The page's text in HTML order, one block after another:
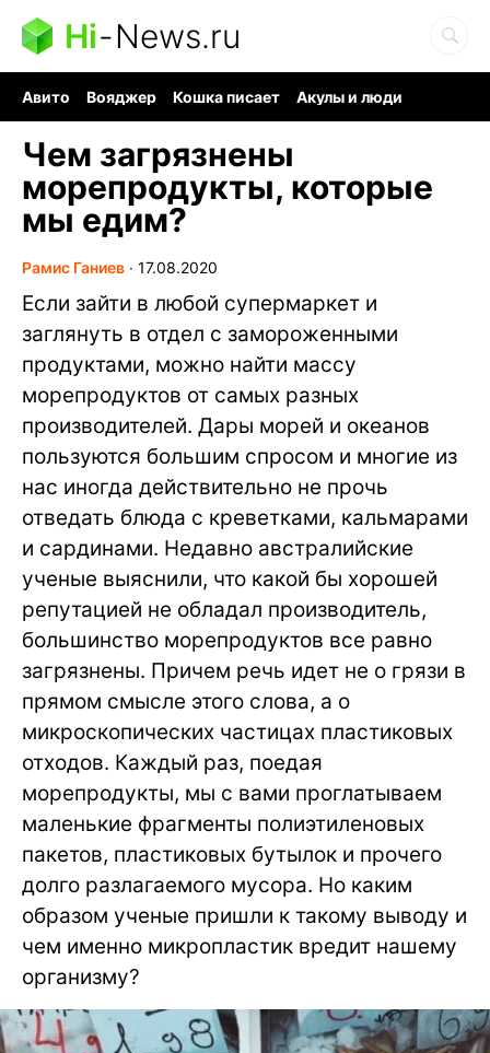
Hi-News.ru
Авито Вояджер Кошка писает
Акулы и люди
Чем загрязнены
морепродукты, которые
мы едим?
Рамис Ганиев ∙ 17.08.2020
Если зайти в любой супермаркет и
заглянуть в отдел с замороженными
продуктами, можно найти массу
морепродуктов от самых разных
производителей. Дары морей и океанов
пользуются большим спросом и многие из
нас иногда действительно не прочь
отведать блюда с креветками, кальмарами
и сардинами. Недавно австралийские
ученые выяснили, что какой бы хорошей
репутацией не обладал производитель,
большинство морепродуктов все равно
загрязнены. Причем речь идет не о грязи в
прямом смысле этого слова, а о
микроскопических частицах пластиковых
отходов. Каждый раз, поедая
морепродукты, мы с вами проглатываем
маленькие фрагменты полиэтиленовых
пакетов, пластиковых бутылок и прочего
долго разлагаемого мусора. Но каким
образом ученые пришли к такому выводу и
чем именно микропластик вредит нашему
организму?